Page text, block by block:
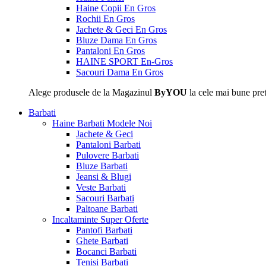
Haine Copii En Gros
Rochii En Gros
Jachete & Geci En Gros
Bluze Dama En Gros
Pantaloni En Gros
HAINE SPORT En-Gros
Sacouri Dama En Gros
Alege produsele de la Magazinul ByYOU la cele mai bune
Barbati
Haine Barbati Modele Noi
Jachete & Geci
Pantaloni Barbati
Pulovere Barbati
Bluze Barbati
Jeansi & Blugi
Veste Barbati
Sacouri Barbati
Paltoane Barbati
Incaltaminte Super Oferte
Pantofi Barbati
Ghete Barbati
Bocanci Barbati
Tenisi Barbati